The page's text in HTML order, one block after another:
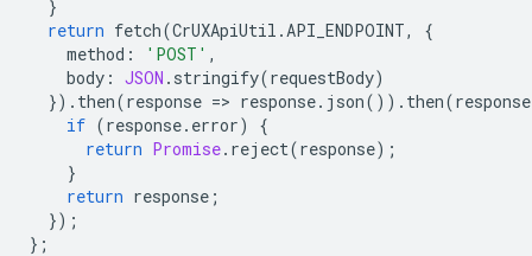
}
return fetch(CrUXApiUtil .API_ENDPOINT,
{
method : 'POST' ,
body : JSON . stringify(requestBody)
}). then(response => response. json()). then(response
if (response. error)
{
return Promise. reject(response);
}
return response ;
});
};